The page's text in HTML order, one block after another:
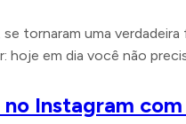
tornaram uma
hoje em dia você não
Instagram com